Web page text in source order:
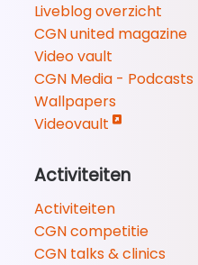
Liveblog overzicht
CGN united magazine
Video vault
CGN Media - Podcasts
Wallpapers
Videovault
Activiteiten
Activiteiten
CGN competitie
CGN talks & clinics